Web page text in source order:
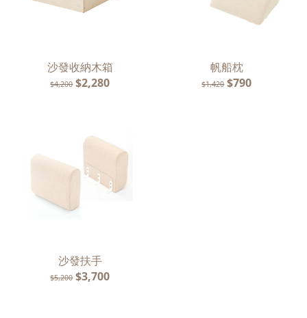
沙發收納木箱
$4,200 $2,280
帆船枕
$1,420 $790
沙發扶手
$5,200 $3,700